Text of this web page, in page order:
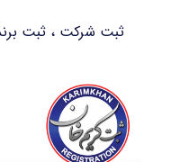
ثبت شرکت ، ثبت برند ،